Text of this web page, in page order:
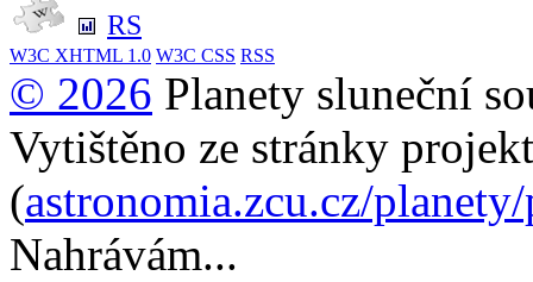
RS
W3C XHTML 1.0 W3C CSS RSS
© 2026 Planety sluneční
Vytištěno ze stránky
(astronomia.zcu.cz/
Nahrávám...